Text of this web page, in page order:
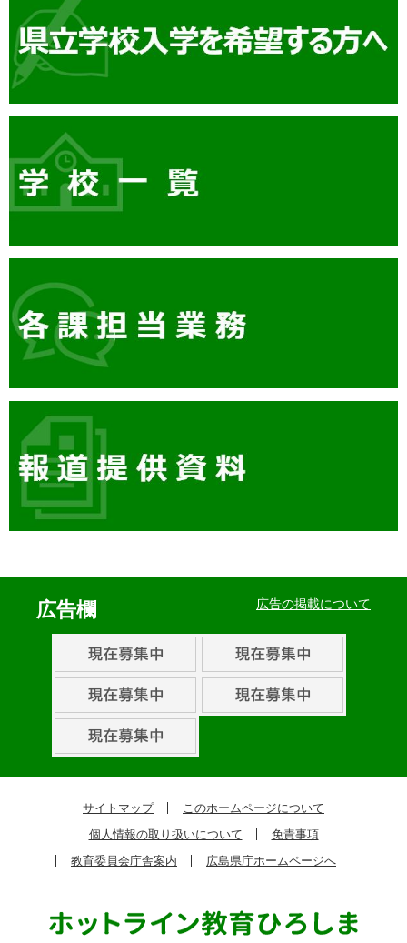
広告欄 広告の掲載について
サイトマップ
このホームページについて
個人情報の取り扱いについて
免責事項
教育委員会庁舎案内
広島県庁ホームページへ